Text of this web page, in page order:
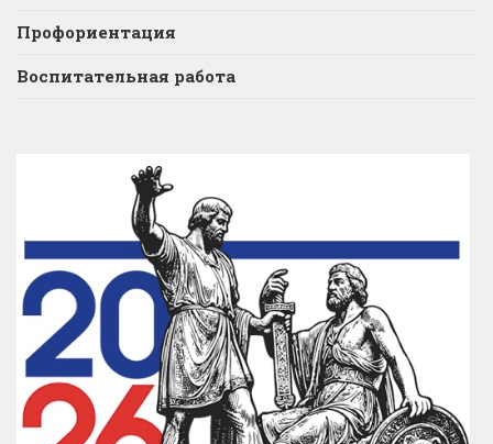
Профориентация
Воспитательная работа